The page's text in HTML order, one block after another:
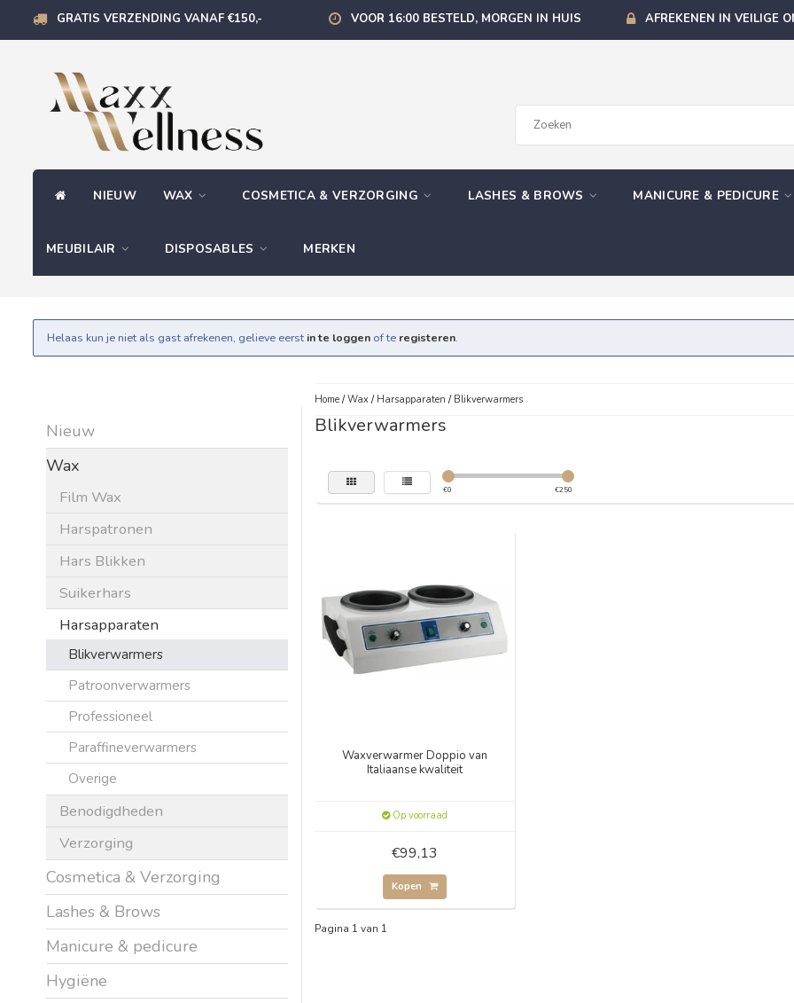
GRATIS VERZENDING VANAF €150,- VOOR 16:00 BESTELD, MORGEN IN HUIS AFREKENEN IN VEILIGE
NIEUW WAX COSMETICA & VERZORGING LASHES & BROWS MANICURE & PEDICURE
MEUBILAIR DISPOSABLES MERKEN
Helaas kun je niet als gast afrekenen, gelieve eerst in te loggen of te registeren.
Nieuw
Wax
Film Wax
Harspatronen
Hars Blikken
Suikerhars
Harsapparaten
Blikverwarmers
Patroonverwarmers
Professioneel
Paraffineverwarmers
Overige
Benodigdheden
Verzorging
Cosmetica & Verzorging
Lashes & Brows
Manicure & pedicure
Hygiëne
Home/Wax/ Harsapparaten / Blikverwarmers
Blikverwarmers
€0 €250
Waxverwarmer Doppio van
Italiaanse kwaliteit
Op voorraad
€99,13
Kopen
Pagina 1 van 1